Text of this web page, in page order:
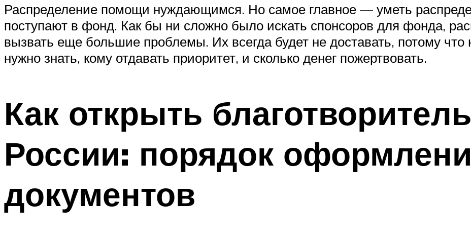
Распределение помощи нуждающимся. Но самое главное — уметь
поступают в фонд. Как бы ни сложно было искать спонсоров для фонда,
вызвать еще большие проблемы. Их всегда будет не доставать, потому
нужно знать, кому отдавать приоритет, и сколько денег пожертвовать.
Как открыть
России: порядок
документов